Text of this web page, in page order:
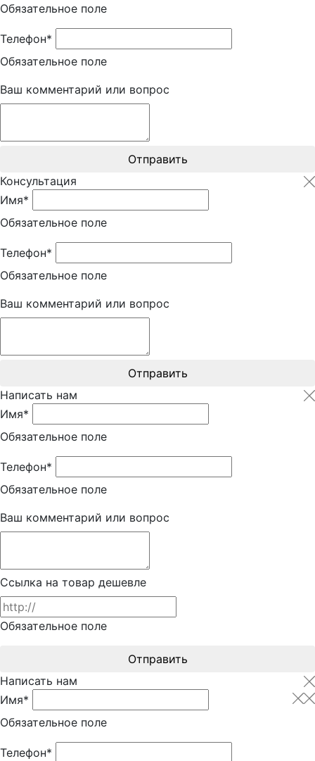
Обязательное поле
Телефон*
Обязательное поле
Ваш комментарий или вопрос
Отправить
Консультация
Имя*
Обязательное поле
Телефон*
Обязательное поле
Ваш комментарий или вопрос
Отправить
Написать нам
Имя*
Обязательное поле
Телефон*
Обязательное поле
Ваш комментарий или вопрос
Ссылка на товар дешевле
Обязательное поле
Отправить
Написать нам
Имя*
Обязательное поле
Телефон*